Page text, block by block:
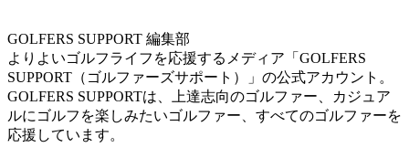
GOLFERS SUPPORT 編集部
よりよいゴルフライフを応援するメディア「GOLFERS
SUPPORT（ゴルファーズサポート）」の公式アカウント。
GOLFERS SUPPORTは、上達志向のゴルファー、カジュア
ルにゴルフを楽しみたいゴルファー、すべてのゴルファーを
応援しています。